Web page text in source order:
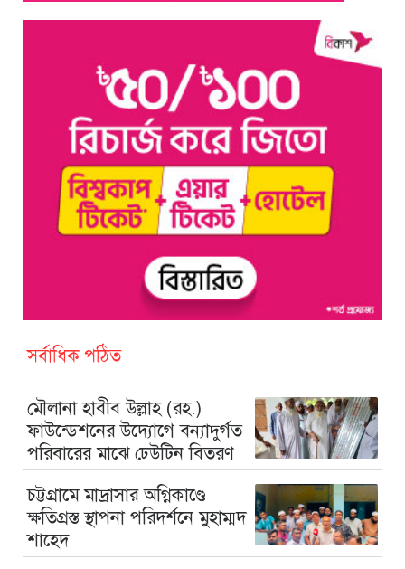
সর্বাধিক পঠিত
মৌলানা হাবীব উল্লাহ (রহ.)
ফাউন্ডেশনের উদ্যোগে বন্যাদুর্গত
পরিবারের মাঝে ঢেউটিন বিতরণ
চট্টগ্রামে মাদ্রাসার অগ্নিকাণ্ডে
ক্ষতিগ্রস্ত স্থাপনা পরিদর্শনে মুহাম্মদ
শাহেদ